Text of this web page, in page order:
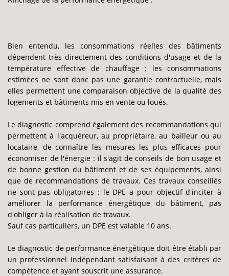
Bien entendu, les consommations réelles des bâtiments
dépendent très directement des conditions d'usage et de la
température effective de chauffage ; les consommations
estimées ne sont donc pas une garantie contractuelle, mais
elles permettent une comparaison objective de la qualité des
logements et bâtiments mis en vente ou loués.
Le diagnostic comprend également des recommandations qui
permettent à l'acquéreur, au propriétaire, au bailleur ou au
locataire, de connaître les mesures les plus efficaces pour
économiser de l'énergie : il s'agit de conseils de bon usage et
de bonne gestion du bâtiment et de ses équipements, ainsi
que de recommandations de travaux. Ces travaux conseillés
ne sont pas obligatoires : le DPE a pour objectif d'inciter à
améliorer la performance énergétique du bâtiment, pas
d'obliger à la réalisation de travaux.
Sauf cas particuliers, un DPE est valable 10 ans.
Le diagnostic de performance énergétique doit être établi par
un professionnel indépendant satisfaisant à des critères de
compétence et ayant souscrit une assurance.